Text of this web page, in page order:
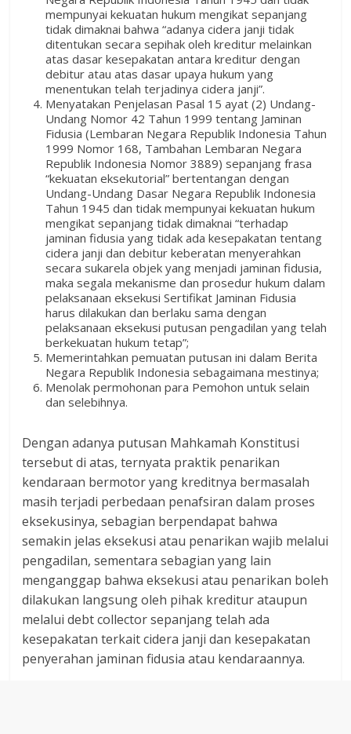
mempunyai kekuatan hukum mengikat sepanjang
tidak dimaknai bahwa “adanya cidera janji tidak
ditentukan secara sepihak oleh kreditur melainkan
atas dasar kesepakatan antara kreditur dengan
debitur atau atas dasar upaya hukum yang
menentukan telah terjadinya cidera janji”.
Menyatakan Penjelasan Pasal 15 ayat (2) Undang-
Undang Nomor 42 Tahun 1999 tentang Jaminan
Fidusia (Lembaran Negara Republik Indonesia Tahun
1999 Nomor 168, Tambahan Lembaran Negara
Republik Indonesia Nomor 3889) sepanjang frasa
“kekuatan eksekutorial” bertentangan dengan
Undang-Undang Dasar Negara Republik Indonesia
Tahun 1945 dan tidak mempunyai kekuatan hukum
mengikat sepanjang tidak dimaknai “terhadap
jaminan fidusia yang tidak ada kesepakatan tentang
cidera janji dan debitur keberatan menyerahkan
secara sukarela objek yang menjadi jaminan fidusia,
maka segala mekanisme dan prosedur hukum dalam
pelaksanaan eksekusi Sertifikat Jaminan Fidusia
harus dilakukan dan berlaku sama dengan
pelaksanaan eksekusi putusan pengadilan yang telah
berkekuatan hukum tetap”;
Memerintahkan pemuatan putusan ini dalam Berita
Negara Republik Indonesia sebagaimana mestinya;
Menolak permohonan para Pemohon untuk selain
dan selebihnya.
Dengan adanya putusan Mahkamah Konstitusi
tersebut di atas, ternyata praktik penarikan
kendaraan bermotor yang kreditnya bermasalah
masih terjadi perbedaan penafsiran dalam proses
eksekusinya, sebagian berpendapat bahwa
semakin jelas eksekusi atau penarikan wajib melalui
pengadilan, sementara sebagian yang lain
menganggap bahwa eksekusi atau penarikan boleh
dilakukan langsung oleh pihak kreditur ataupun
melalui debt collector sepanjang telah ada
kesepakatan terkait cidera janji dan kesepakatan
penyerahan jaminan fidusia atau kendaraannya.